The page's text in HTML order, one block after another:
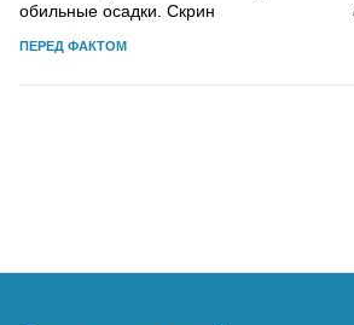
обильные осадки. Скрин
ПЕРЕД ФАКТОМ